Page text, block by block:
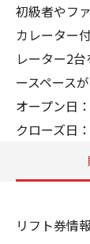
初級者やフ
カレーター
レーター2
ースペース
オープン日
クローズ日
リフト券情